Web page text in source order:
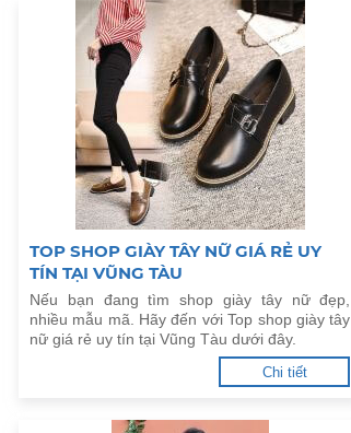
TOP SHOP GIÀY TÂY NỮ GIÁ RẺ UY
TÍN TẠI VŨNG TÀU
Nếu bạn đang tìm shop giày tây nữ đẹp,
nhiều mẫu mã. Hãy đến với Top shop giày tây
nữ giá rẻ uy tín tại Vũng Tàu dưới đây.
Chi tiết